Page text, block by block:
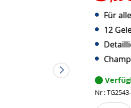
Für
12
Nr :